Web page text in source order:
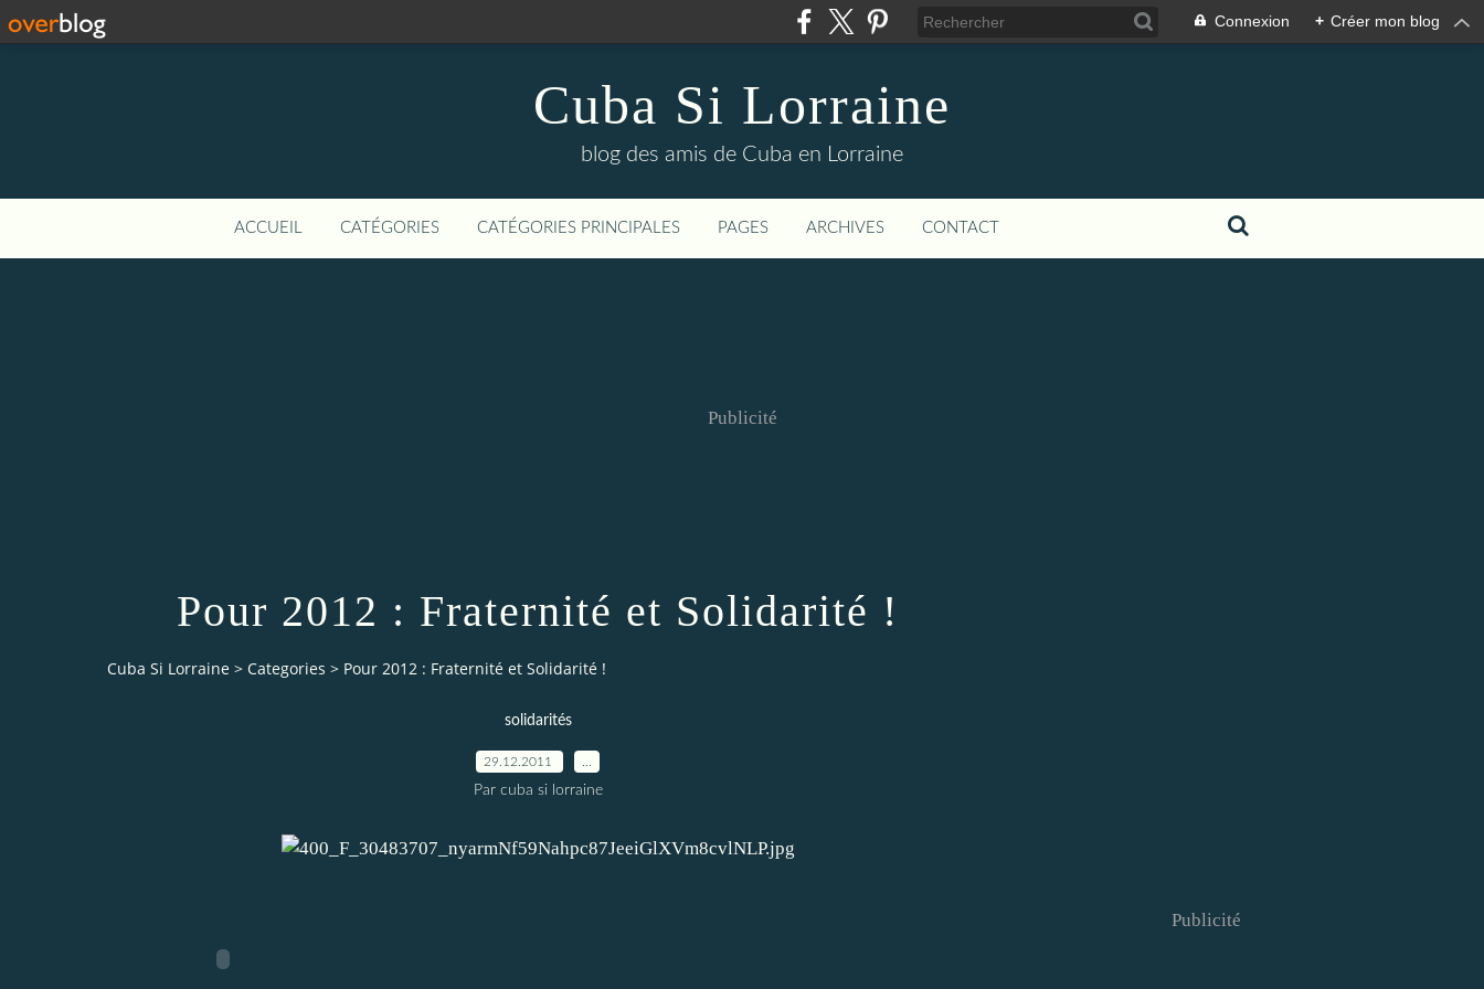
Connexion + Créer mon blog
Cuba Si Lorraine
blog des amis de Cuba en Lorraine
ACCUEIL CATÉGORIES CATÉGORIES PRINCIPALES PAGES ARCHIVES CONTACT
Publicité
Pour 2012 : Fraternité et Solidarité !
Cuba Si Lorraine > Categories > Pour 2012 : Fraternité et Solidarité !
solidarités
29.12.2011
Par cuba si lorraine
Publicité